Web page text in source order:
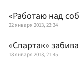
«Работаю над
22 января 2013, 23:34
«Спартак»
18 января 2013, 21:45